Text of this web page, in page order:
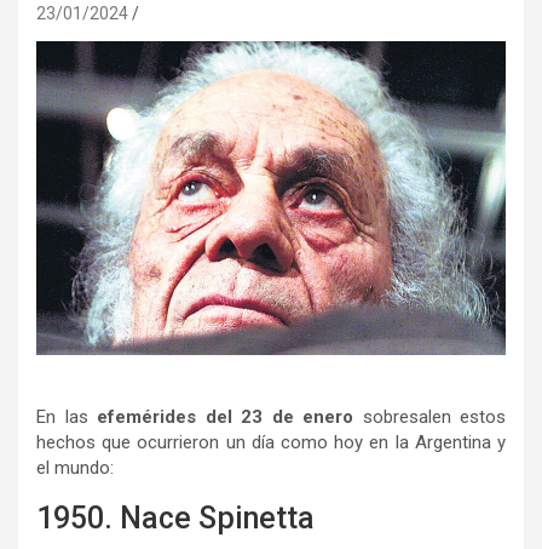
23/01/2024
En las efemérides del 23 de enero sobresalen estos
hechos que ocurrieron un día como hoy en la Argentina y
el mundo:
1950. Nace Spinetta